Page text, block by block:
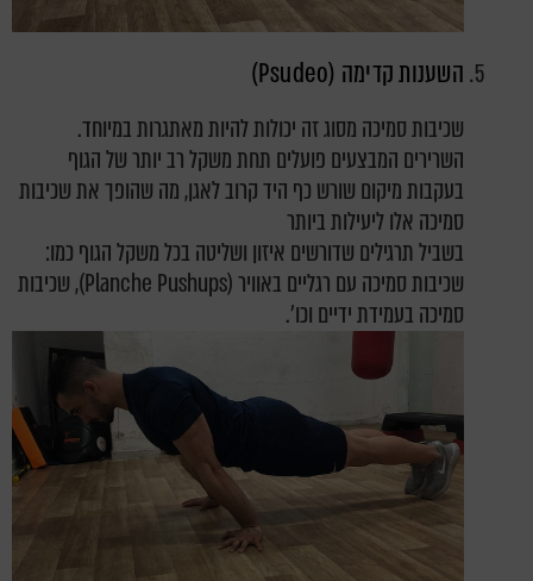
השענות קדימה (Psudeo)
שכיבות סמיכה מסוג זה יכולות להיות מאתגרות במיוחד.
השרירים המבצעים פועלים תחת משקל רב יותר של הגוף
בעקבות מיקום שורש כף היד קרוב לאגן, מה שהופך את שכיבות
סמיכה אלו ליעילות ביותר
בשביל תרגילים שדורשים איזון ושליטה בכל משקל הגוף כמו:
שכיבות סמיכה עם רגליים באוויר (Planche Pushups), שכיבות
סמיכה בעמידת ידיים וכו'.